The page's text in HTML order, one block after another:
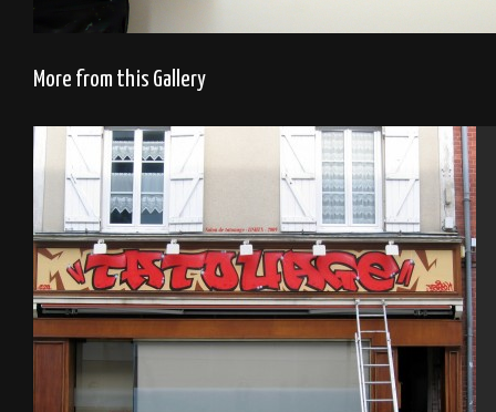
More from this Gallery